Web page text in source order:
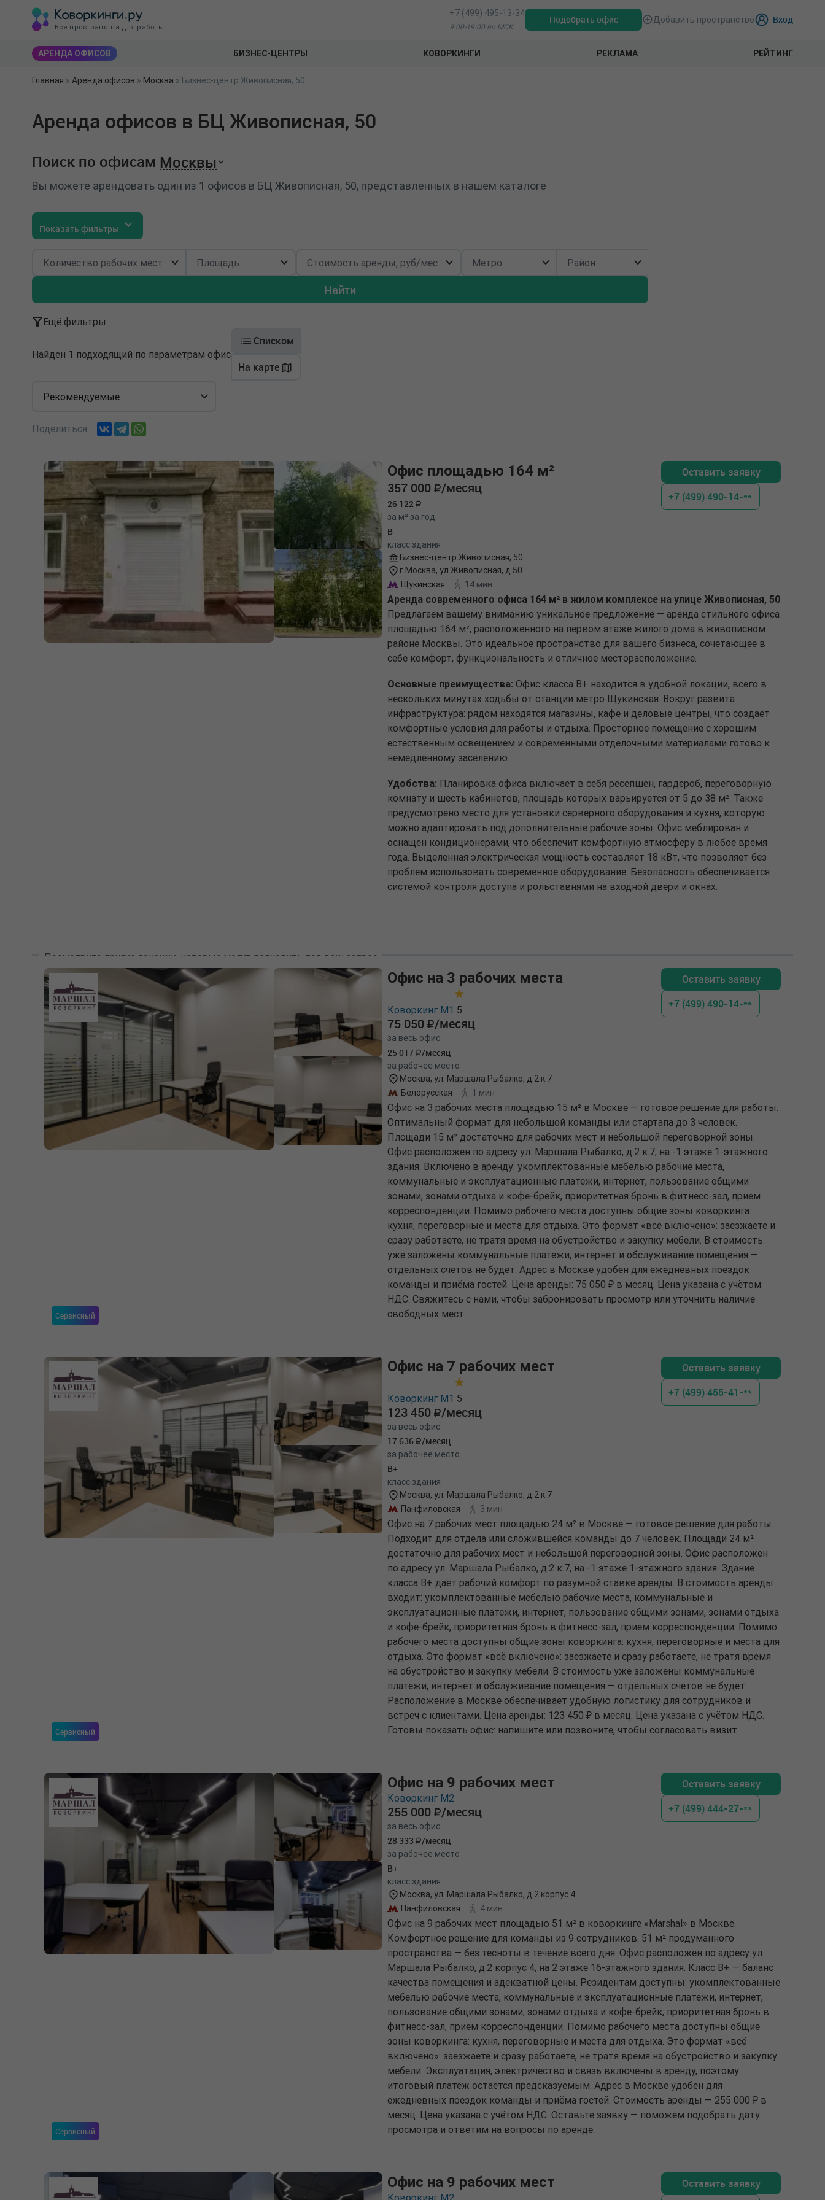
Все пространства для работы
+7 (499) 495-13-34
9:00-19:00 по МСК
Подобрать офис Добавить пространство Вход
АРЕНДА ОФИСОВ БИЗНЕС-ЦЕНТРЫ КОВОРКИНГИ РЕКЛАМА РЕЙТИНГ
Главная » Аренда офисов » Москва » Бизнес-центр Живописная, 50
Аренда офисов в БЦ Живописная, 50
Поиск по офисам Москвы
Вы можете арендовать один из 1 офисов в БЦ Живописная, 50, представленных в нашем каталоге
Показать фильтры
Район
Найти
Ещё фильтры
Найден 1 подходящий по параметрам офис
Списком
На карте
Рекомендуемые
Поделиться
Офис площадью 164 м²
357 000 /месяц
26 122
за м² за год
B
класс здания
Бизнес-центр Живописная, 50
г Москва, ул Живописная, д 50
Щукинская
14 мин
Аренда современного офиса 164 м² в жилом комплексе на улице Живописная, 50
Предлагаем вашему вниманию уникальное предложение — аренда стильного офиса
площадью 164 м², расположенного на первом этаже жилого дома в живописном
районе Москвы. Это идеальное пространство для вашего бизнеса, сочетающее в
себе комфорт, функциональность и отличное месторасположение.
Основные преимущества: Офис класса В+ находится в удобной локации, всего в
нескольких минутах ходьбы от станции метро Щукинская. Вокруг развита
инфраструктура: рядом находятся магазины, кафе и деловые центры, что создаёт
комфортные условия для работы и отдыха. Просторное помещение с хорошим
естественным освещением и современными отделочными материалами готово к
немедленному заселению.
Удобства: Планировка офиса включает в себя ресепшен, гардероб, переговорную
комнату и шесть кабинетов, площадь которых варьируется от 5 до 38 м². Также
предусмотрено место для установки серверного оборудования и кухня, которую
можно адаптировать под дополнительные рабочие зоны. Офис меблирован и
оснащён кондиционерами, что обеспечит комфортную атмосферу в любое время
года. Выделенная электрическая мощность составляет 18 кВт, что позволяет без
проблем использовать современное оборудование. Безопасность обеспечивается
системой контроля доступа и рольставнями на входной двери и окнах.
Оставить заявку
+7 (499) 490-14-**
Посмотрите другие локации, которые могут подходить под ваш запрос
Сервисный
Офис на 3 рабочих места
Коворкинг М1 5
75 050 /месяц
за весь офис
25 017 /месяц
за рабочее место
Москва, ул. Маршала Рыбалко, д.2 к.7
Белорусская
1 мин
Офис на 3 рабочих места площадью 15 м² в Москве — готовое решение для работы.
Оптимальный формат для небольшой команды или стартапа до 3 человек.
Площади 15 м² достаточно для рабочих мест и небольшой переговорной зоны.
Офис расположен по адресу ул. Маршала Рыбалко, д.2 к.7, на -1 этаже 1-этажного
здания. Включено в аренду: укомплектованные мебелью рабочие места,
коммунальные и эксплуатационные платежи, интернет, пользование общими
зонами, зонами отдыха и кофе-брейк, приоритетная бронь в фитнесс-зал, прием
корреспонденции. Помимо рабочего места доступны общие зоны коворкинга:
кухня, переговорные и места для отдыха. Это формат «всё включено»: заезжаете и
сразу работаете, не тратя время на обустройство и закупку мебели. В стоимость
уже заложены коммунальные платежи, интернет и обслуживание помещения —
отдельных счетов не будет. Адрес в Москве удобен для ежедневных поездок
команды и приёма гостей. Цена аренды: 75 050 ₽ в месяц. Цена указана с учётом
НДС. Свяжитесь с нами, чтобы забронировать просмотр или уточнить наличие
свободных мест.
Оставить заявку
+7 (499) 490-14-**
Сервисный
Офис на 7 рабочих мест
Коворкинг М1 5
123 450 /месяц
за весь офис
17 636 /месяц
за рабочее место
B+
класс здания
Москва, ул. Маршала Рыбалко, д.2 к.7
Панфиловская
3 мин
Офис на 7 рабочих мест площадью 24 м² в Москве — готовое решение для работы.
Подходит для отдела или сложившейся команды до 7 человек. Площади 24 м²
достаточно для рабочих мест и небольшой переговорной зоны. Офис расположен
по адресу ул. Маршала Рыбалко, д.2 к.7, на -1 этаже 1-этажного здания. Здание
класса B+ даёт рабочий комфорт по разумной ставке аренды. В стоимость аренды
входит: укомплектованные мебелью рабочие места, коммунальные и
эксплуатационные платежи, интернет, пользование общими зонами, зонами отдыха
и кофе-брейк, приоритетная бронь в фитнесс-зал, прием корреспонденции. Помимо
рабочего места доступны общие зоны коворкинга: кухня, переговорные и места для
отдыха. Это формат «всё включено»: заезжаете и сразу работаете, не тратя время
на обустройство и закупку мебели. В стоимость уже заложены коммунальные
платежи, интернет и обслуживание помещения — отдельных счетов не будет.
Расположение в Москве обеспечивает удобную логистику для сотрудников и
встреч с клиентами. Цена аренды: 123 450 ₽ в месяц. Цена указана с учётом НДС.
Готовы показать офис: напишите или позвоните, чтобы согласовать визит.
Оставить заявку
+7 (499) 455-41-**
Сервисный
Офис на 9 рабочих мест
Коворкинг М2
255 000 /месяц
за весь офис
28 333 /месяц
за рабочее место
B+
класс здания
Москва, ул. Маршала Рыбалко, д.2 корпус 4
Панфиловская
4 мин
Офис на 9 рабочих мест площадью 51 м² в коворкинге «Marshal» в Москве.
Комфортное решение для команды из 9 сотрудников. 51 м² продуманного
пространства — без тесноты в течение всего дня. Офис расположен по адресу ул.
Маршала Рыбалко, д.2 корпус 4, на 2 этаже 16-этажного здания. Класс B+ — баланс
качества помещения и адекватной цены. Резидентам доступны: укомплектованные
мебелью рабочие места, коммунальные и эксплуатационные платежи, интернет,
пользование общими зонами, зонами отдыха и кофе-брейк, приоритетная бронь в
фитнесс-зал, прием корреспонденции. Помимо рабочего места доступны общие
зоны коворкинга: кухня, переговорные и места для отдыха. Это формат «всё
включено»: заезжаете и сразу работаете, не тратя время на обустройство и закупку
мебели. Эксплуатация, электричество и связь включены в аренду, поэтому
итоговый платёж остаётся предсказуемым. Адрес в Москве удобен для
ежедневных поездок команды и приёма гостей. Стоимость аренды — 255 000 ₽ в
месяц. Цена указана с учётом НДС. Оставьте заявку — поможем подобрать дату
просмотра и ответим на вопросы по аренде.
Оставить заявку
+7 (499) 444-27-**
Офис на 9 рабочих мест Оставить заявку